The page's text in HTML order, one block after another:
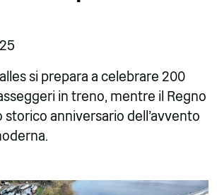
si prepara a celebrare 200
in treno, mentre il Regno
storico anniversario dell'avvento